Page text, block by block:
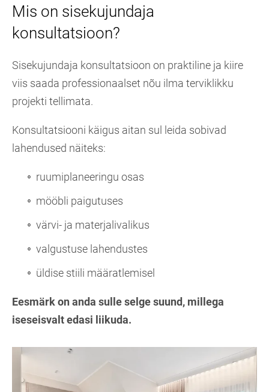
Mis on sisekujundaja
konsultatsioon?
Sisekujundaja konsultatsioon on praktiline ja kiire
viis saada professionaalset nõu ilma terviklikku
projekti tellimata.
Konsultatsiooni käigus aitan sul leida sobivad
lahendused näiteks:
ruumiplaneeringu osas
mööbli paigutuses
värvi- ja materjalivalikus
valgustuse lahendustes
üldise stiili määratlemisel
Eesmärk on anda sulle selge suund, millega
iseseisvalt edasi liikuda.